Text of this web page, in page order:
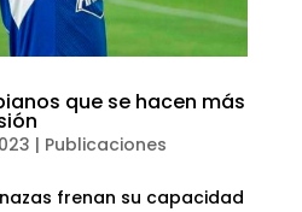
que se hacen más
| Publicaciones
frenan su capacidad